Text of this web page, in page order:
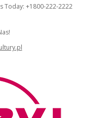
Today: +1800-222-2222